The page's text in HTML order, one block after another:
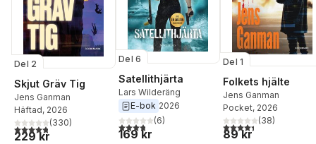
Del 2
Skjut Gräv Tig
Jens Ganman
Häftad, 2026
4,8utav 5 stjärnor. Totalt antal röster:
(330)
229 kr
Del 6
Satellithjärta
Lars Wilderäng
E-bok 2026
3,8utav 5 stjärnor. Totalt antal röster:
(6)
169 kr
Del 1
Folkets hjälte
Jens Ganman
Pocket, 2026
4,4utav 5 stjärnor.
(38)
89 kr